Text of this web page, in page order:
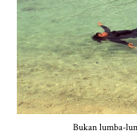
Bukan lumba-